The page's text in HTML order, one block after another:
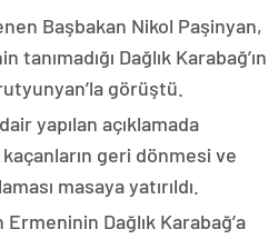
Başbakan Nikol Paşinyan,
Dağlık Karabağ’ın
görüştü.
yapılan açıklamada
kaçanların geri dönmesi ve
masaya yatırıldı.
Dağlık Karabağ’a